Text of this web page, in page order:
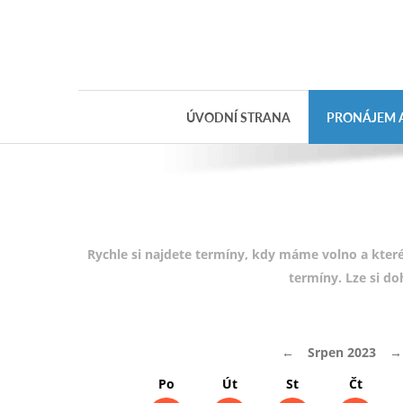
ÚVODNÍ STRANA PRONÁJEM
Rychle si najdete termíny, kdy máme volno a
termíny. Lze si
← Srpen 2023
→
Po
Út St Čt
poukazu